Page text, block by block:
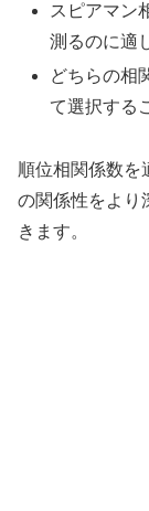
スピアマン
測るのに適
どちらの相
て選択する
順位相関係数を
の関係性をより
きます。